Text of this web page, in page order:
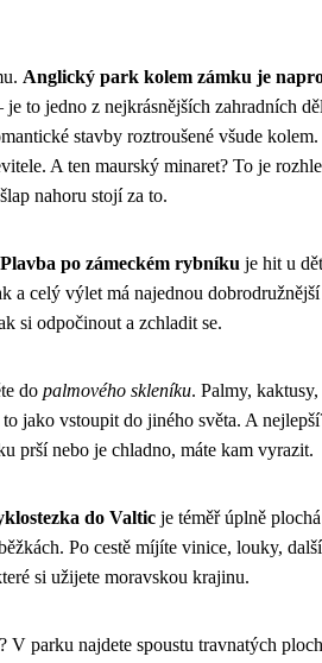
Anglický park kolem zámku je
je to jedno z nejkrásnějších zahradních
stavby roztroušené všude
A ten maurský minaret? To je
nahoru stojí za to.
Plavba po zámeckém rybníku je hit u
a celý výlet má najednou
si odpočinout a zchladit se.
do palmového skleníku. Palmy,
jako vstoupit do jiného světa. A
prší nebo je chladno, máte kam vyrazit.
do Valtic je téměř úplně
Po cestě míjíte vinice, louky,
si užijete moravskou krajinu.
V parku najdete spoustu travnatých